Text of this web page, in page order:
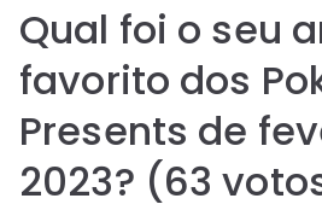
Qual foi o seu
favorito dos
Presents de
2023? (63